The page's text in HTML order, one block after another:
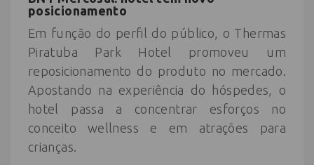
posicionamento
Em função do perfil do público, o Thermas
Piratuba Park Hotel promoveu um
reposicionamento do produto no mercado.
Apostando na experiência do hóspedes, o
hotel passa a concentrar esforços no
conceito wellness e em atrações para
crianças.